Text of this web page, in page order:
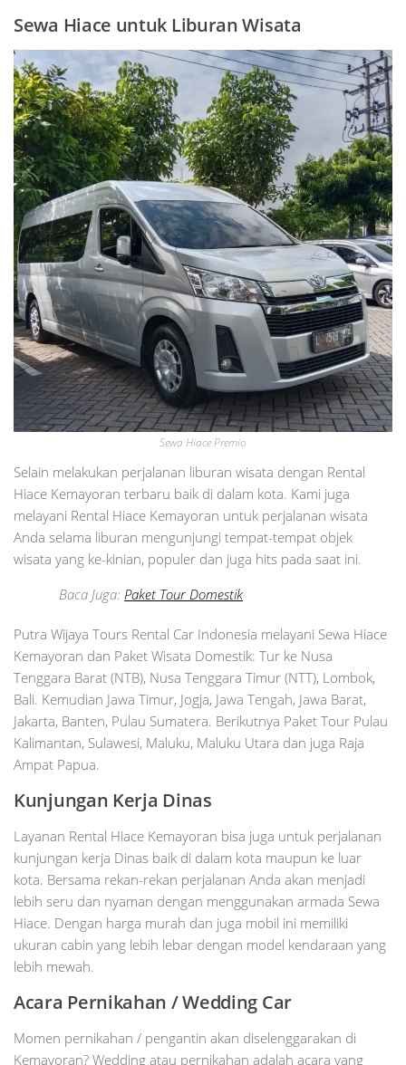
Sewa Hiace untuk Liburan Wisata
Sewa Hiace Premio
Selain melakukan perjalanan liburan wisata dengan Rental
Hiace Kemayoran terbaru baik di dalam kota. Kami juga
melayani Rental Hiace Kemayoran untuk perjalanan wisata
Anda selama liburan mengunjungi tempat-tempat objek
wisata yang ke-kinian, populer dan juga hits pada saat ini.
Baca Juga: Paket Tour Domestik
Putra Wijaya Tours Rental Car Indonesia melayani Sewa Hiace
Kemayoran dan Paket Wisata Domestik: Tur ke Nusa
Tenggara Barat (NTB), Nusa Tenggara Timur (NTT), Lombok,
Bali. Kemudian Jawa Timur, Jogja, Jawa Tengah, Jawa Barat,
Jakarta, Banten, Pulau Sumatera. Berikutnya Paket Tour Pulau
Kalimantan, Sulawesi, Maluku, Maluku Utara dan juga Raja
Ampat Papua.
Kunjungan Kerja Dinas
Layanan Rental Hiace Kemayoran bisa juga untuk perjalanan
kunjungan kerja Dinas baik di dalam kota maupun ke luar
kota. Bersama rekan-rekan perjalanan Anda akan menjadi
lebih seru dan nyaman dengan menggunakan armada Sewa
Hiace. Dengan harga murah dan juga mobil ini memiliki
ukuran cabin yang lebih lebar dengan model kendaraan yang
lebih mewah.
Acara Pernikahan / Wedding Car
Momen pernikahan / pengantin akan diselenggarakan di
Kemayoran? Wedding atau pernikahan adalah acara yang